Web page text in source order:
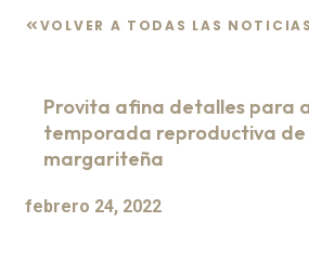
VOLVER A TODAS LAS NOTICIAS
Provita afina detalles para
temporada reproductiva
margariteña
febrero 24, 2022